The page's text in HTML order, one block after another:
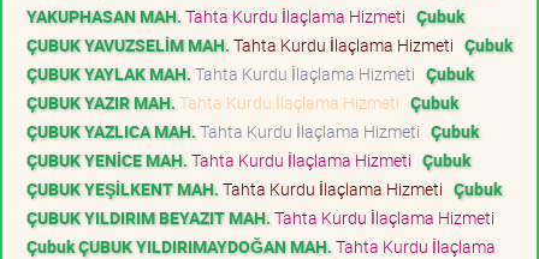
YAKUPHASAN MAH. Tahta Kurdu İlaçlama Hizmeti Çubuk
ÇUBUK YAVUZSELİM MAH. Tahta Kurdu İlaçlama Hizmeti Çubuk
ÇUBUK YAYLAK MAH. Tahta Kurdu İlaçlama Hizmeti Çubuk
ÇUBUK YAZIR MAH. Tahta Kurdu İlaçlama Hizmeti Çubuk
ÇUBUK YAZLICA MAH. Tahta Kurdu İlaçlama Hizmeti Çubuk
ÇUBUK YENİCE MAH. Tahta Kurdu İlaçlama Hizmeti Çubuk
ÇUBUK YEŞİLKENT MAH. Tahta Kurdu İlaçlama Hizmeti Çubuk
ÇUBUK YILDIRIM BEYAZIT MAH. Tahta Kurdu İlaçlama Hizmeti
Çubuk ÇUBUK YILDIRIMAYDOĞAN MAH. Tahta Kurdu İlaçlama